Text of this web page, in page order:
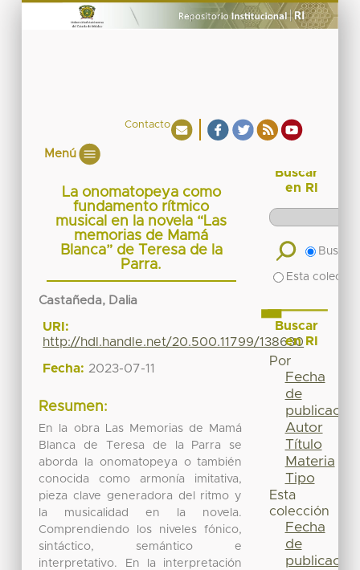
Contacto
Menú
La onomatopeya como
fundamento rítmico
musical en la novela “Las
memorias de Mamá
Blanca” de Teresa de la
Parra.
Castañeda, Dalia
URI:
http://hdl.handle.net/20.500.11799/138630
Fecha: 2023-07-11
Resumen:
En la obra Las Memorias de Mamá
Blanca de Teresa de la Parra se
aborda la onomatopeya o también
conocida como armonía imitativa,
pieza clave generadora del ritmo y
la musicalidad en la novela.
Comprendiendo los niveles fónico,
sintáctico, semántico e
interpretativo. En la interpretación
Buscar
en RI
Buscar
Esta
Buscar
en RI
Por
Fecha
de
publicación
Autor
Título
Materia
Tipo
Esta
colección
Fecha
de
publicación